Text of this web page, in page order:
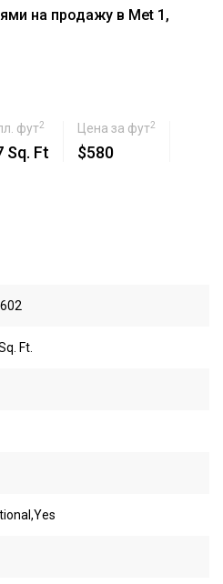
на продажу в Met 1,
фут2
Sq. Ft
Цена за фут2
$580
Ft.